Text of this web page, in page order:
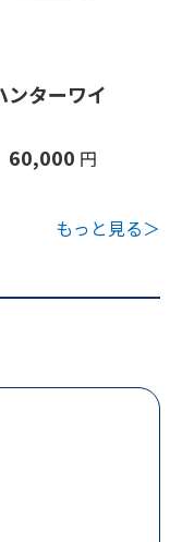
ターワイ
60,000 円
もっと見る＞